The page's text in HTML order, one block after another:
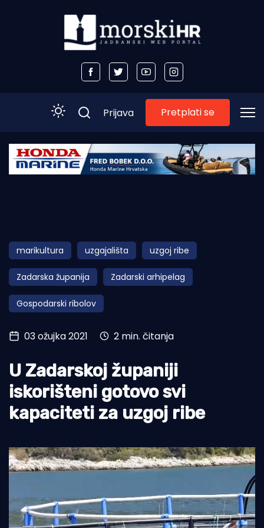
Početna
Obala
Otoci
Turizam i nautika
Pomorstvo
Ribolov
Tradicija i kultura
Prijava Pretplati se
marikultura uzgajališta uzgoj ribe
Zadarska županija Zadarski arhipelag
Gospodarski ribolov
03 ožujka 2021 2 min. čitanja
U Zadarskoj županiji
iskorišteni gotovo svi
kapaciteti za uzgoj ribe